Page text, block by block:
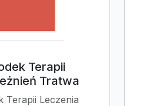
Terapii
Tratwa
Terapii Leczenia